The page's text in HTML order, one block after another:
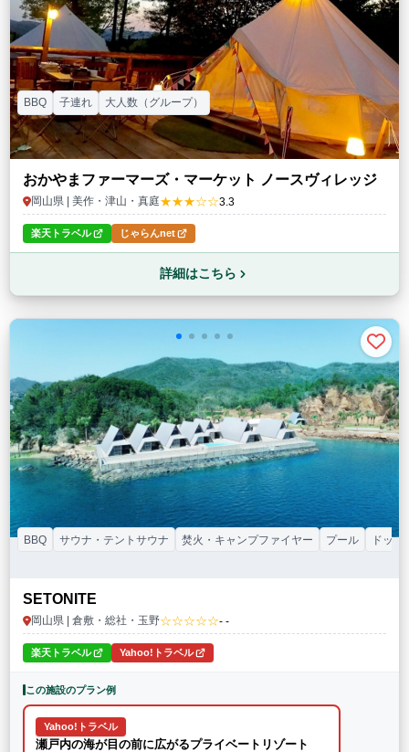
おかやまファーマーズ・マーケット ノースヴィレッジ
岡山県 | 美作・津山・真庭★★★☆☆3.3
BBQ 子連れ 大人数（グループ）
楽天トラベル じゃらんnet
詳細はこちら
SETONITE
岡山県 | 倉敷・総社・玉野☆☆☆☆☆- -
BBQ サウナ・テントサウナ 焚火・キャンプファイヤー プール ドッグ
楽天トラベル Yahoo!トラベル
この施設のプラン例
Yahoo!トラベル
瀬戸内の海が目の前に広がるプライベートリゾート